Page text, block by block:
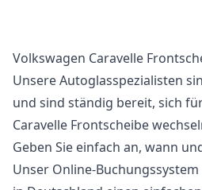
Volkswagen Caravelle
Unsere Autoglasspezialisten
und sind ständig bereit, sich
Caravelle Frontscheibe
Geben Sie einfach an, wann
Unser Online-